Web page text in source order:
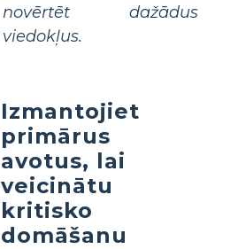
novērtēt dažādus
viedokļus.
Izmantojiet
primārus
avotus, lai
veicinātu
kritisko
domāšanu